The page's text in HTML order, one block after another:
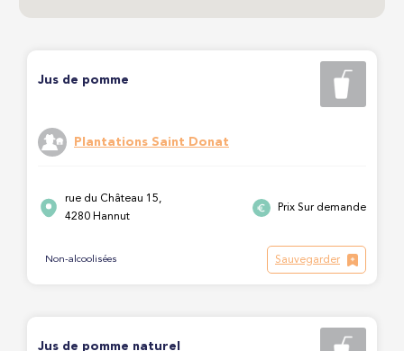
Jus de pomme
Plantations Saint Donat
rue du Château 15,
4280 Hannut
Prix Sur demande
Non-alcoolisées Sauvegarder
Jus de pomme naturel